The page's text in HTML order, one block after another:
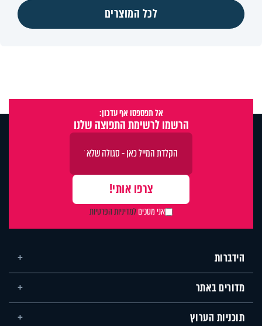
לכל המוצרים
אל תפספסו אף עדכון:
הרשמו לרשימת התפוצה שלנו
אני מסכיםלמדיניות הפרטיות
הידברות
מדורים באתר
תוכניות הערוץ